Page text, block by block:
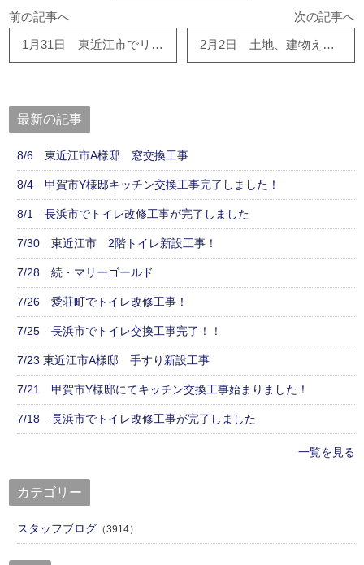
前の記事へ
1月31日 東近江市でリフォーム、新築、不動産
次の記事へ
2月2日 土地、建物えらびは桃栗柿屋・ハウスドゥ！東近江店にて
最新の記事
8/6 東近江市A様邸 窓交換工事
8/4 甲賀市Y様邸キッチン交換工事完了しました！
8/1 長浜市でトイレ改修工事が完了しました
7/30 東近江市 2階トイレ新設工事！
7/28 続・マリーゴールド
7/26 愛荘町でトイレ改修工事！
7/25 長浜市でトイレ交換工事完了！！
7/23 東近江市A様邸 手すり新設工事
7/21 甲賀市Y様邸にてキッチン交換工事始まりました！
7/18 長浜市でトイレ改修工事が完了しました
一覧を見る
カテゴリー
スタッフブログ （3914）